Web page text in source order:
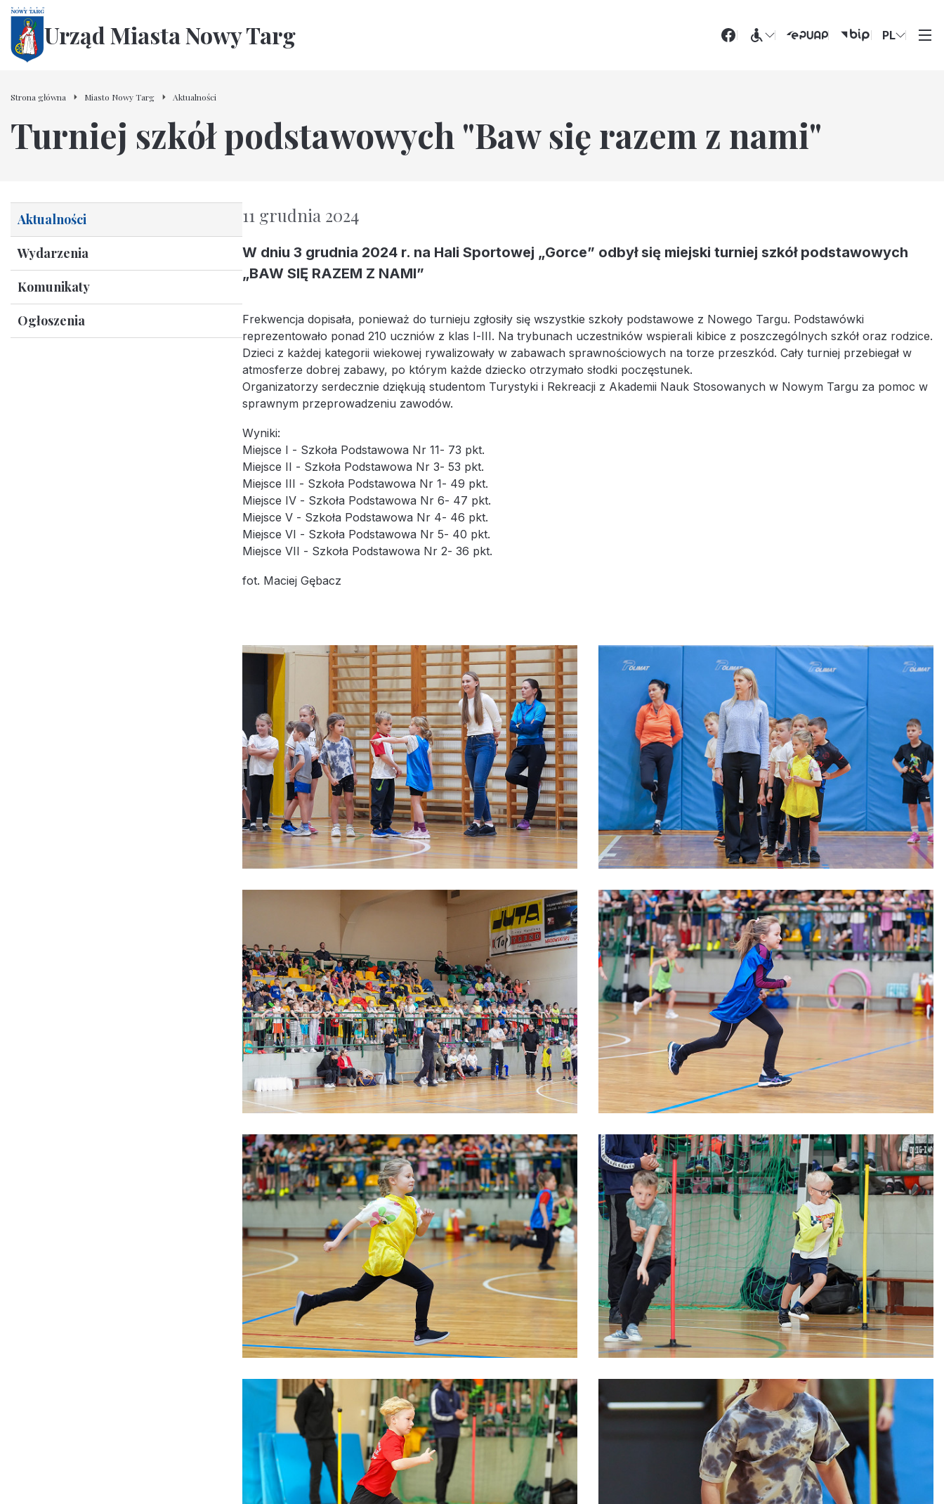
Urząd Miasta Nowy Targ PL
Strona główna Miasto Nowy Targ Aktualności
Turniej szkół podstawowych "Baw się razem z nami"
Aktualności
Wydarzenia
Komunikaty
Ogłoszenia
11 grudnia 2024
W dniu 3 grudnia 2024 r. na Hali Sportowej „Gorce” odbył się miejski turniej szkół podstawowych
„BAW SIĘ RAZEM Z NAMI”
Frekwencja dopisała, ponieważ do turnieju zgłosiły się wszystkie szkoły podstawowe z Nowego Targu. Podstawówki
reprezentowało ponad 210 uczniów z klas I-III. Na trybunach uczestników wspierali kibice z poszczególnych szkół oraz rodzice.
Dzieci z każdej kategorii wiekowej rywalizowały w zabawach sprawnościowych na torze przeszkód. Cały turniej przebiegał w
atmosferze dobrej zabawy, po którym każde dziecko otrzymało słodki poczęstunek.
Organizatorzy serdecznie dziękują studentom Turystyki i Rekreacji z Akademii Nauk Stosowanych w Nowym Targu za pomoc w
sprawnym przeprowadzeniu zawodów.
Wyniki:
Miejsce I - Szkoła Podstawowa Nr 11- 73 pkt.
Miejsce II - Szkoła Podstawowa Nr 3- 53 pkt.
Miejsce III - Szkoła Podstawowa Nr 1- 49 pkt.
Miejsce IV - Szkoła Podstawowa Nr 6- 47 pkt.
Miejsce V - Szkoła Podstawowa Nr 4- 46 pkt.
Miejsce VI - Szkoła Podstawowa Nr 5- 40 pkt.
Miejsce VII - Szkoła Podstawowa Nr 2- 36 pkt.
fot. Maciej Gębacz